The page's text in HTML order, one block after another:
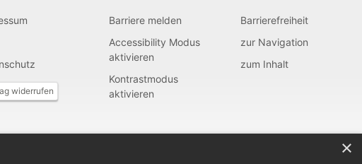
widerrufen
Barriere melden
Accessibility Modus
aktivieren
Kontrastmodus
aktivieren
Barrierefreiheit
zur Navigation
zum Inhalt
×